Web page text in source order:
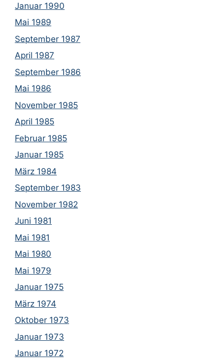
Januar 1990
Mai 1989
September 1987
April 1987
September 1986
Mai 1986
November 1985
April 1985
Februar 1985
Januar 1985
März 1984
September 1983
November 1982
Juni 1981
Mai 1981
Mai 1980
Mai 1979
Januar 1975
März 1974
Oktober 1973
Januar 1973
Januar 1972